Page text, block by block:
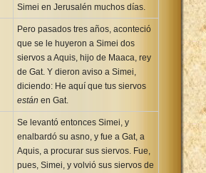
Simei en Jerusalén muchos días.
Pero pasados tres años, aconteció
que se le huyeron a Simei dos
siervos a Aquis, hijo de Maaca, rey
de Gat. Y dieron aviso a Simei,
diciendo: He aquí que tus siervos
están en Gat.
Se levantó entonces Simei, y
enalbardó su asno, y fue a Gat, a
Aquis, a procurar sus siervos. Fue,
pues, Simei, y volvió sus siervos de